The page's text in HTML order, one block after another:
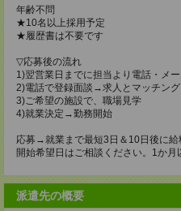
年齢不問
★10名以上採用予定
★履歴書は不要です
▽応募後の流れ
1)翌営業日までに担当より電話・メ
2)電話で登録面談→求人とマッチング
3)ご希望の施設で、職場見学
4)就業決定→勤務開始
応募→就業まで最短3日＆10日後に給
開始希望日はご相談ください。1か月
派遣先の概要